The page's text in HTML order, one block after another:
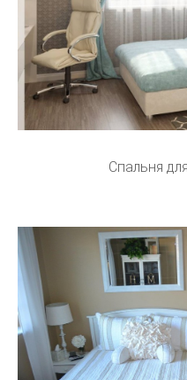
Спальня